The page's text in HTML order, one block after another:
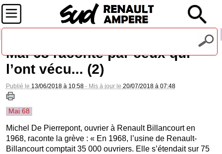
Mai 68 raconté par ceux qui
l’ont vécu... (2)
Publié le 13/06/2018 à 10:58- Mis à jour le 20/07/2018 à 07:48
Mai 68
Michel De Pierrepont, ouvrier à Renault Billancourt en
1968, raconte la grève : « En 1968, l’usine de Renault-
Billancourt comptait 35 000 ouvriers. Elle s’étendait sur 75